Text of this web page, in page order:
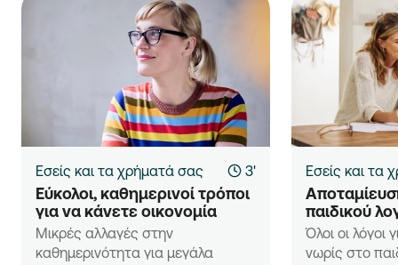
Εσείς και τα χρήματά σας 3'
Εύκολοι, καθημερινοί τρόποι
για να κάνετε οικονομία
Μικρές αλλαγές στην
καθημερινότητα για μεγάλα
Εσείς και τα
παιδικού
Όλοι οι λόγοι
νωρίς στο